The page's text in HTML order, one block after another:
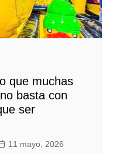
que muchas
basta con
ser
11 mayo, 2026